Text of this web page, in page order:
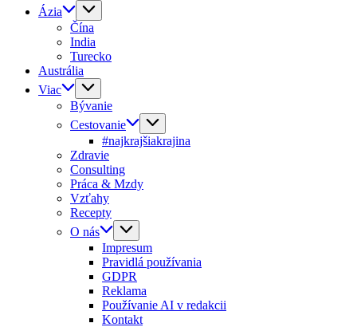
Ázia
Čína
India
Turecko
Austrália
Viac
Bývanie
Cestovanie
#najkrajšiakrajina
Zdravie
Consulting
Práca & Mzdy
Vzťahy
Recepty
O nás
Impresum
Pravidlá používania
GDPR
Reklama
Používanie AI v redakcii
Kontakt